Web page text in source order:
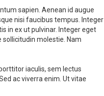
sapien. Aenean id augue
nisi faucibus tempus. Integer
in ex ut pulvinar. Integer eget
sollicitudin molestie. Nam
iaculis, sem lectus
ac viverra enim. Ut vitae